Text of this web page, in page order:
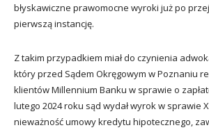
błyskawiczne prawomocne wyroki już po
pierwszą instancję.
Z takim przypadkiem miał do czynienia
który przed Sądem Okręgowym w Poznaniu
klientów Millennium Banku w sprawie o
lutego 2024 roku sąd wydał wyrok w sprawie
nieważność umowy kredytu hipotecznego,